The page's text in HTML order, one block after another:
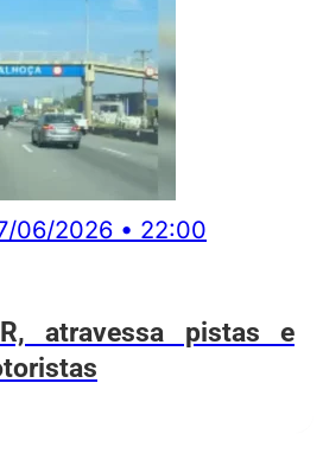
06/2026 • 22:00
atravessa pistas e